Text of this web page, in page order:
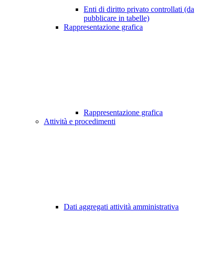
Enti di diritto privato controllati (da
pubblicare in tabelle)
Rappresentazione grafica
Rappresentazione grafica
Attività e procedimenti
Dati aggregati attività amministrativa